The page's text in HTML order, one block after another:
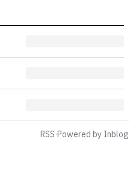
RSS·Powered by Inblog